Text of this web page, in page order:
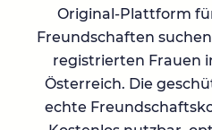
Original-Plattform
Freundschaften
registrierten Frauen
Österreich. Die
echte